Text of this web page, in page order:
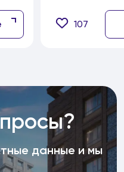
107
данные и мы